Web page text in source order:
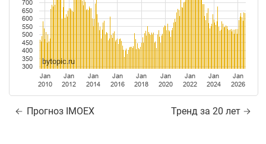
Jan
2010
Jan
2012
Jan
2014
Jan
2016
Jan
2018
Jan
2020
Jan
2022
Jan
2024
Jan
2026
300
350
400
450
500
550
600
650
700
bytopic.ru
Прогноз IMOEX Тренд за 20 лет